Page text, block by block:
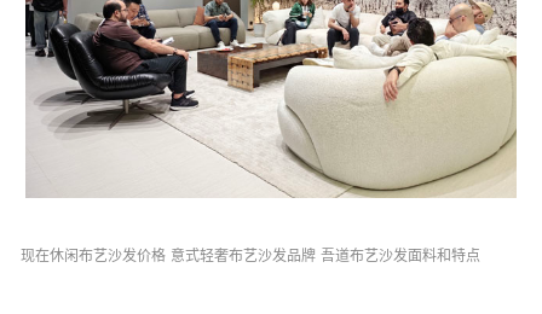
小件
smallware
新产品
New product
现在休闲布艺沙发价格 意式轻奢布艺沙发品牌 吾道布艺沙发面料和特点